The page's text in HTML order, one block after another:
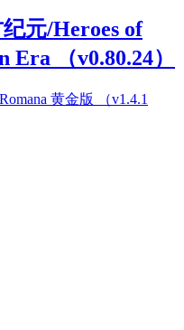
元/Heroes of
（v0.80.24）